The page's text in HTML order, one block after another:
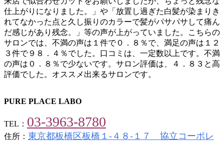
仕上がりになりました。」や「放置し過ぎた白髪が染まりき
れてなかった点と久し振りのカラーで髪がパサパサして痛ん
だ感じがあり残念。」等の声が上がっていました。こちらの
サロンでは、不満の声は１件で０．８％で、満足の声は１２
３件で９８．４％でした。口コミは、一定数以上です。不満
の声は０．８％で少ないです。サロン評価は、４．８３と高
評価でした。オススメ出来るサロンです。
PURE PLACE LABO
TEL： 03-3963-8780
住所： 東京都板橋区板橋１-４８-１７ 協立コーポレ